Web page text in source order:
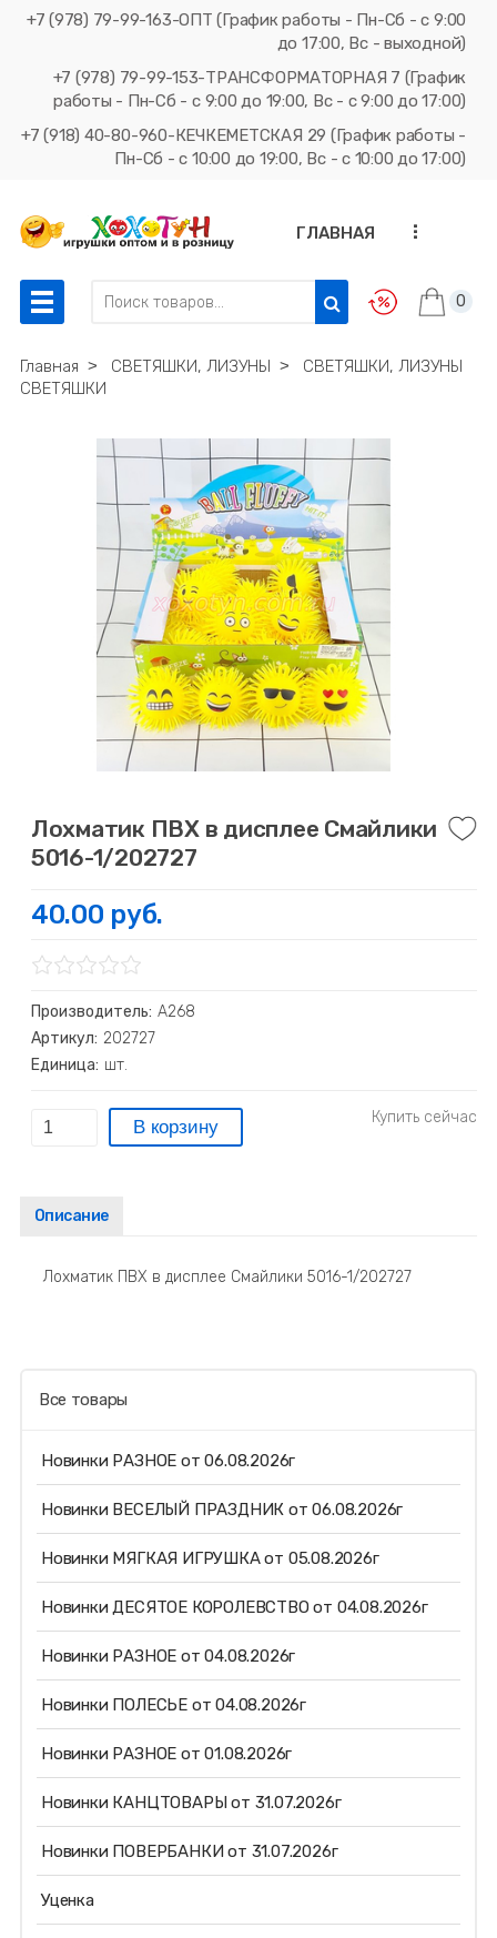
+7 (978) 79-99-163-ОПТ (График работы - Пн-Сб - с 9:00
до 17:00, Вс - выходной)
+7 (978) 79-99-153-ТРАНСФОРМАТОРНАЯ 7 (График
работы - Пн-Сб - с 9:00 до 19:00, Вс - с 9:00 до 17:00)
+7 (918) 40-80-960-КЕЧКЕМЕТСКАЯ 29 (График работы -
Пн-Сб - с 10:00 до 19:00, Вс - с 10:00 до 17:00)
ГЛАВНАЯ ...
0
Главная ˃ СВЕТЯШКИ, ЛИЗУНЫ ˃
СВЕТЯШКИ, ЛИЗУНЫ
СВЕТЯШКИ
Лохматик ПВХ в дисплее Смайлики
5016-1/202727
40.00 руб.
Производитель: А268
Артикул: 202727
Единица: шт.
Описание
Лохматик ПВХ в дисплее Смайлики 5016-1/202727
Все товары
Новинки РАЗНОЕ от 06.08.2026г
Новинки ВЕСЕЛЫЙ ПРАЗДНИК от 06.08.2026г
Новинки МЯГКАЯ ИГРУШКА от 05.08.2026г
Новинки ДЕСЯТОЕ КОРОЛЕВСТВО от 04.08.2026г
Новинки РАЗНОЕ от 04.08.2026г
Новинки ПОЛЕСЬЕ от 04.08.2026г
Новинки РАЗНОЕ от 01.08.2026г
Новинки КАНЦТОВАРЫ от 31.07.2026г
Новинки ПОВЕРБАНКИ от 31.07.2026г
Уценка